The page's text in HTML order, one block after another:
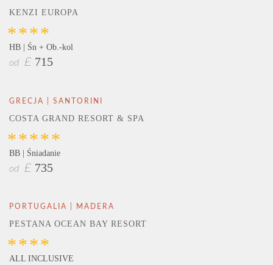
KENZI EUROPA
****
HB | Śn + Ob.-kol
od £ 715
GRECJA | SANTORINI
COSTA GRAND RESORT & SPA
*****
BB | Śniadanie
od £ 735
PORTUGALIA | MADERA
PESTANA OCEAN BAY RESORT
****
ALL INCLUSIVE